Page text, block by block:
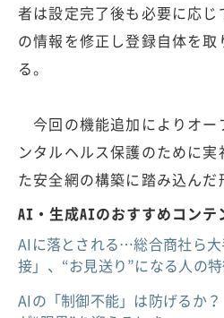
者は設定完了後も必要に応
の情報を修正し登録自体を
る。
今回の機能追加によりオー
ンタルヘルス保護のために
た安全網の構築に踏み込んだ
AI・生成AIのおすすめコンテ
AIに落とされる…総合商社ら
接」、“お見送り”になる人の
AIの「制御不能」は防げるか？